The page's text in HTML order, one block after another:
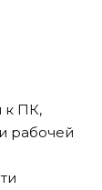
к ПК,
рабочей